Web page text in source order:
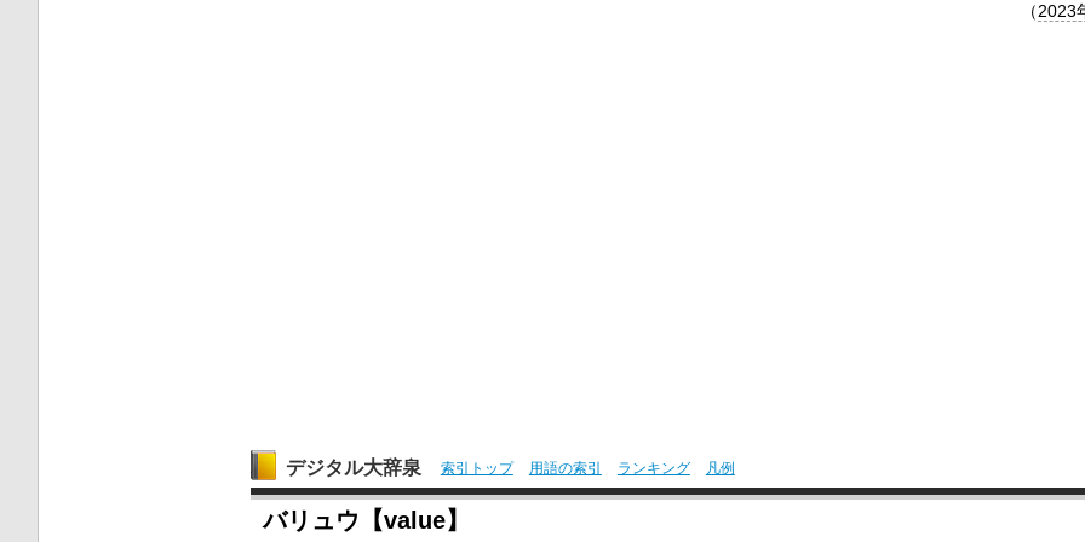
（2023
デジタル大辞泉 索引トップ 用語の索引 ランキング 凡例
バリュウ【value】